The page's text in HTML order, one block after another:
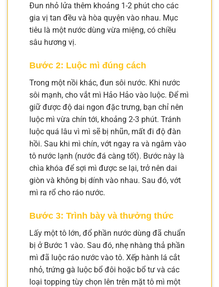
Đun nhỏ lửa thêm khoảng 1-2 phút cho các
gia vị tan đều và hòa quyện vào nhau. Mục
tiêu là một nước dùng vừa miệng, có chiều
sâu hương vị.
Bước 2: Luộc mì đúng cách
Trong một nồi khác, đun sôi nước. Khi nước
sôi mạnh, cho vắt mì Hảo Hảo vào luộc. Để mì
giữ được độ dai ngon đặc trưng, bạn chỉ nên
luộc mì vừa chín tới, khoảng 2-3 phút. Tránh
luộc quá lâu vì mì sẽ bị nhũn, mất đi độ đàn
hồi. Sau khi mì chín, vớt ngay ra và ngâm vào
tô nước lạnh (nước đá càng tốt). Bước này là
chìa khóa để sợi mì được se lại, trở nên dai
giòn và không bị dính vào nhau. Sau đó, vớt
mì ra rổ cho ráo nước.
Bước 3: Trình bày và thưởng thức
Lấy một tô lớn, đổ phần nước dùng đã chuẩn
bị ở Bước 1 vào. Sau đó, nhẹ nhàng thả phần
mì đã luộc ráo nước vào tô. Xếp hành lá cắt
nhỏ, trứng gà luộc bổ đôi hoặc bổ tư và các
loại topping tùy chọn lên trên mặt tô mì một